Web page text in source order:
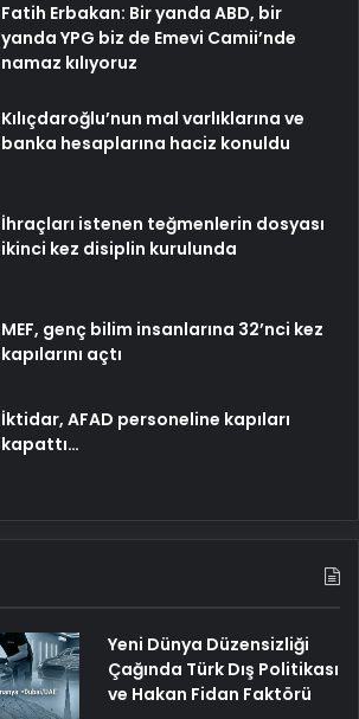
Fatih Erbakan: Bir yanda ABD, bir
yanda YPG biz de Emevi Camii’nde
namaz kılıyoruz
Kılıçdaroğlu’nun mal varlıklarına ve
banka hesaplarına haciz konuldu
İhraçları istenen teğmenlerin dosyası
ikinci kez disiplin kurulunda
MEF, genç bilim insanlarına 32’nci kez
kapılarını açtı
İktidar, AFAD personeline kapıları
kapattı…
Yeni Dünya Düzensizliği
Çağında Türk Dış Politikası
ve Hakan Fidan Faktörü